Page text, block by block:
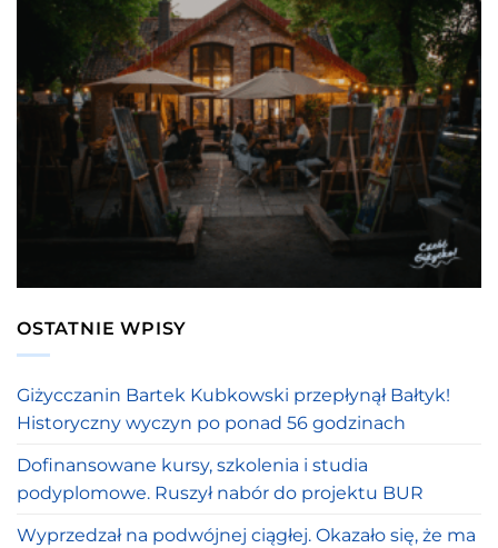
OSTATNIE WPISY
Giżycczanin Bartek Kubkowski przepłynął Bałtyk!
Historyczny wyczyn po ponad 56 godzinach
Dofinansowane kursy, szkolenia i studia
podyplomowe. Ruszył nabór do projektu BUR
Wyprzedzał na podwójnej ciągłej. Okazało się, że ma